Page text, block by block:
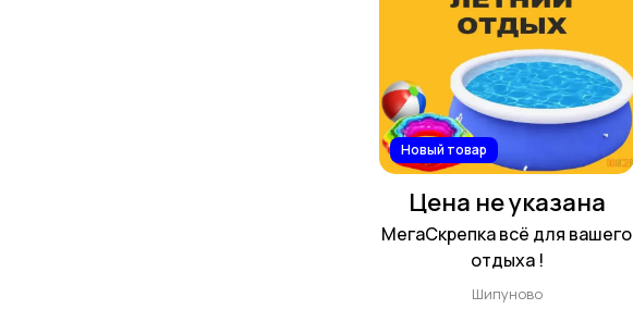
Новый товар
Цена не указана
МегаСкрепка всё для вашего
отдыха !
Шипуново